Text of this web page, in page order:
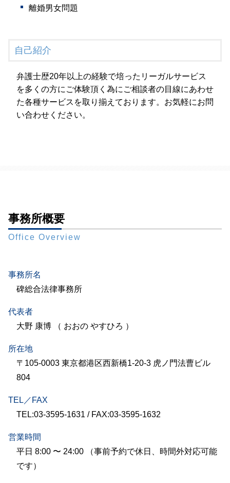
離婚男女問題
自己紹介
弁護士歴20年以上の経験で培ったリーガルサービス
を多くの方にご体験頂く為にご相談者の目線にあわせ
た各種サービスを取り揃えております。お気軽にお問
い合わせください。
事務所概要
Office Overview
事務所名
碑総合法律事務所
代表者
大野 康博 （ おおの やすひろ ）
所在地
〒105-0003 東京都港区西新橋1-20-3 虎ノ門法曹ビル
804
TEL／FAX
TEL:03-3595-1631 / FAX:03-3595-1632
営業時間
平日 8:00 〜 24:00 （事前予約で休日、時間外対応可能
です）